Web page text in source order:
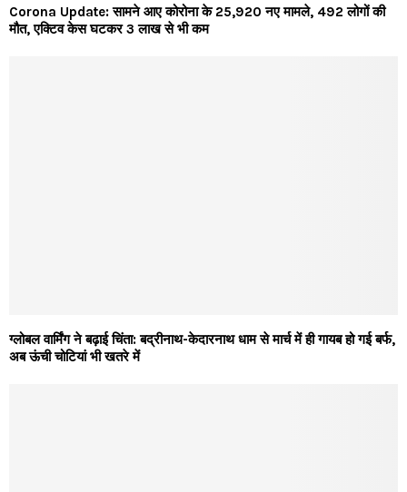
Corona Update: सामने आए कोरोना के 25,920 नए मामले, 492 लोगों की
मौत, एक्टिव केस घटकर 3 लाख से भी कम
ग्लोबल वार्मिंग ने बढ़ाई चिंता: बद्रीनाथ-केदारनाथ धाम से मार्च में ही गायब हो गई बर्फ,
अब ऊंची चोटियां भी खतरे में